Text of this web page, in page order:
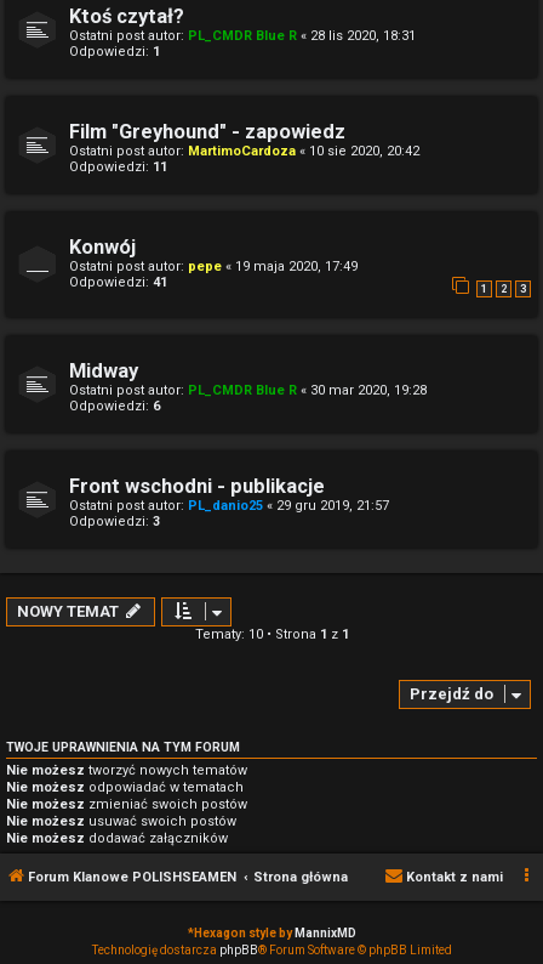
Ktoś czytał?
Ostatni post autor: PL_CMDR Blue R « 28 lis 2020, 18:31
Odpowiedzi: 1
Film "Greyhound" - zapowiedz
Ostatni post autor: MartimoCardoza « 10 sie 2020, 20:42
Odpowiedzi: 11
Konwój
Ostatni post autor: pepe « 19 maja 2020, 17:49
Odpowiedzi: 41 1 2 3
Midway
Ostatni post autor: PL_CMDR Blue R « 30 mar 2020, 19:28
Odpowiedzi: 6
Front wschodni - publikacje
Ostatni post autor: PL_danio25 « 29 gru 2019, 21:57
Odpowiedzi: 3
NOWY TEMAT
Tematy: 10 • Strona 1 z 1
Przejdź do
TWOJE UPRAWNIENIA NA TYM FORUM
Nie możesz tworzyć nowych tematów
Nie możesz odpowiadać w tematach
Nie możesz zmieniać swoich postów
Nie możesz usuwać swoich postów
Nie możesz dodawać załączników
Forum Klanowe POLISHSEAMEN Strona główna Kontakt z nami
*Hexagon style by MannixMD
Technologię dostarcza phpBB® Forum Software © phpBB Limited